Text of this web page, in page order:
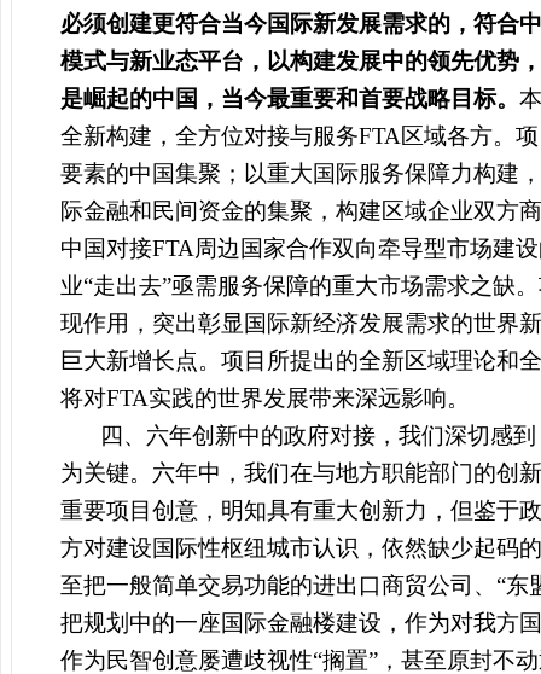
必须创建更符合当今国际新发展需求的，符合
模式与新业态平台，以构建发展中的领先优势
是崛起的中国，当今最重要和首要战略目标。
全新构建，全方位对接与服务FTA区域各方。
要素的中国集聚；以重大国际服务保障力构建
际金融和民间资金的集聚，构建区域企业双方
中国对接FTA周边国家合作双向牵导型市场建
业“走出去”亟需服务保障的重大市场需求之缺
现作用，突出彰显国际新经济发展需求的世界
巨大新增长点。项目所提出的全新区域理论和
将对FTA实践的世界发展带来深远影响。
四、六年创新中的政府对接，我们深切感
为关键。六年中，我们在与地方职能部门的创
重要项目创意，明知具有重大创新力，但鉴于
方对建设国际性枢纽城市认识，依然缺少起码
至把一般简单交易功能的进出口商贸公司、“
把规划中的一座国际金融楼建设，作为对我方
作为民智创意屡遭歧视性“搁置”，甚至原封不